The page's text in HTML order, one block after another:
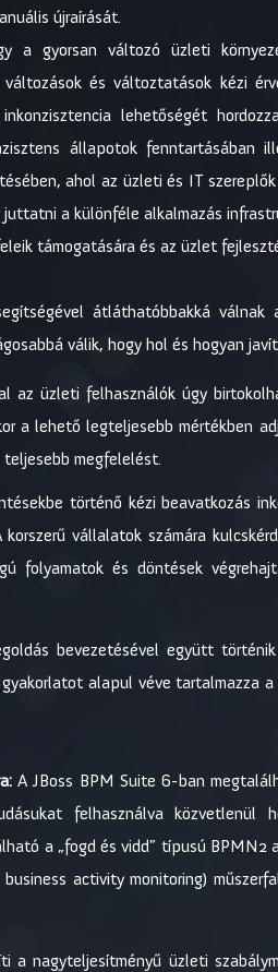
újraírását.
a gyorsan változó üzleti
és változtatások kézi
lehetőségét
állapotok fenntartásában
ahol az üzleti és IT
a különféle alkalmazás
támogatására és az üzlet
átláthatóbbakká
válik, hogy hol és hogyan
az üzleti felhasználók úgy
a lehető legteljesebb mértékben
teljesebb megfelelést.
történő kézi beavatkozás
vállalatok számára
folyamatok és döntések
bevezetésével együtt
alapul véve tartalmazza
A JBoss BPM Suite 6-ban
felhasználva
a „fogd és vidd” típusú
activity monitoring)
a nagyteljesítményű üzleti